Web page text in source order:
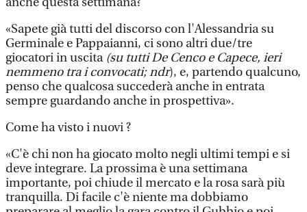
«Sapete già tutti del discorso con l'Alessandria su
Germinale e Pappaianni, ci sono altri due/tre
giocatori in uscita (su tutti De Cenco e Capece, ieri
nemmeno tra i convocati; ndr), e, partendo qualcuno,
penso che qualcosa succederà anche in entrata
sempre guardando anche in prospettiva».
Come ha visto i nuovi ?
«C'è chi non ha giocato molto negli ultimi tempi e si
deve integrare. La prossima è una settimana
importante, poi chiude il mercato e la rosa sarà più
tranquilla. Di facile c'è niente ma dobbiamo